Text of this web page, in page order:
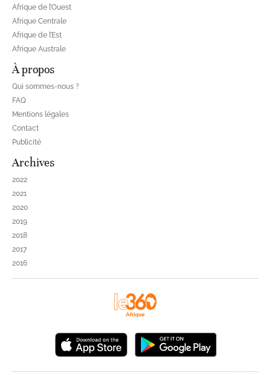
Afrique de l’Ouest
Afrique Centrale
Afrique de l’Est
Afrique Australe
À propos
Qui sommes-nous ?
FAQ
Mentions légales
Contact
Publicité
Archives
2022
2021
2020
2019
2018
2017
2016